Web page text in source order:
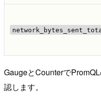
GaugeとCounterで
認します。